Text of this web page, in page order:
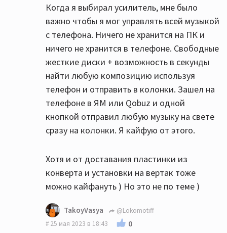
Когда я выбирал усилитель, мне было
важно чтобы я мог управлять всей музыкой
с телефона. Ничего не хранится на ПК и
ничего не хранится в телефоне. Свободные
жесткие диски + возможность в секунды
найти любую композицию используя
телефон и отправить в колонки. Зашел на
телефоне в ЯМ или Qobuz и одной
кнопкой отправил любую музыку на свете
сразу на колонки. Я кайфую от этого.
Хотя и от доставания пластинки из
конверта и установки на вертак тоже
можно кайфануть ) Но это не по теме )
TakoyVasya
@Lokomotiff
25 мая 2023 в 18:43
0